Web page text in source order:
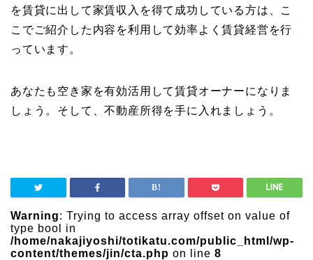
を賃貸に出して家賃収入を得て成功している方は、こ
こでご紹介した内容を利用して効率よく賃貸経営を行
っています。
あなたも空き家を有効活用して賃貸オーナーになりま
しょう。そして、不動産所得を手に入れましょう。
Warning: Trying to access array offset on value of
type bool in
/home/nakajiyoshi/totikatu.com/public_html/wp-
content/themes/jin/cta.php on line 8